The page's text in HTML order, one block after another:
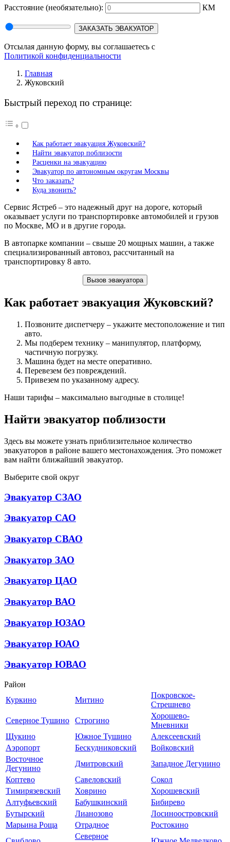
Расстояние (необязательно): КМ
ЗАКАЗАТЬ ЭВАКУАТОР
Отсылая данную форму, вы соглашаетесь с
Политикой конфиденциальности
Главная
Жуковский
Быстрый переход по странице:
Как работает эвакуация Жуковский?
Найти эвакуатор поблизости
Расценки на эвакуацию
Эвакуатор по автономным округам Москвы
Что заказать?
Куда звонить?
Сервис Ястреб – это надежный друг на дороге, который
оказывает услуги по транспортировке автомобилей и грузов
по Москве, МО и в другие города.
В автопарке компании – свыше 20 мощных машин, а также
специализированный автовоз, рассчитанный на
транспортировку 8 авто.
Вызов эвакуатора
Как работает эвакуация Жуковский?
Позвоните диспетчеру – укажите местоположение и тип
авто.
Мы подберем технику – манипулятор, платформу,
частичную погрузку.
Машина будет на месте оперативно.
Перевезем без повреждений.
Привезем по указанному адресу.
Наши тарифы – максимально выгодные в столице!
Найти эвакуатор поблизости
Здесь вы можете узнать приблизительное количество
эвакуаторов в районе вашего местонахождения. Это поможет
вам найти ближайший эвакуатор.
Выберите свой округ
Эвакуатор СЗАО
Эвакуатор САО
Эвакуатор СВАО
Эвакуатор ЗАО
Эвакуатор ЦАО
Эвакуатор ВАО
Эвакуатор ЮЗАО
Эвакуатор ЮАО
Эвакуатор ЮВАО
Район
Куркино
Митино
Покровское-
Стрешнево
Северное Тушино
Строгино
Хорошево-
Мневники
Щукино
Южное Тушино
Алексеевский
Аэропорт
Бескудниковский
Войковский
Восточное
Дегунино
Дмитровский
Западное Дегунино
Коптево
Савеловский
Сокол
Тимирязевский
Ховрино
Хорошевский
Алтуфьевский
Бабушкинский
Бибирево
Бутырский
Лианозово
Лосиноостровский
Марьина Роща
Отрадное
Ростокино
Северное